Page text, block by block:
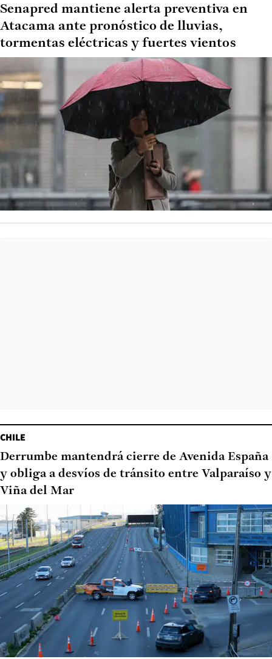
Senapred mantiene alerta preventiva en
Atacama ante pronóstico de lluvias,
tormentas eléctricas y fuertes vientos
CHILE
Derrumbe mantendrá cierre de Avenida España
y obliga a desvíos de tránsito entre Valparaíso y
Viña del Mar